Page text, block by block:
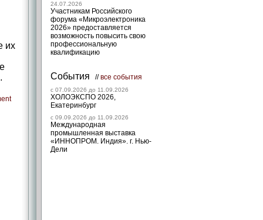
24.07.2026
Участникам Российского
форума «Микроэлектроника
2026» предоставляется
возможность повысить свою
профессиональную
квалификацию
События //все события
c 07.09.2026 до 11.09.2026
ХОЛОЭКСПО 2026,
Екатеринбург
c 09.09.2026 до 11.09.2026
Международная
промышленная выставка
«ИННОПРОМ. Индия». г. Нью-
Дели
их